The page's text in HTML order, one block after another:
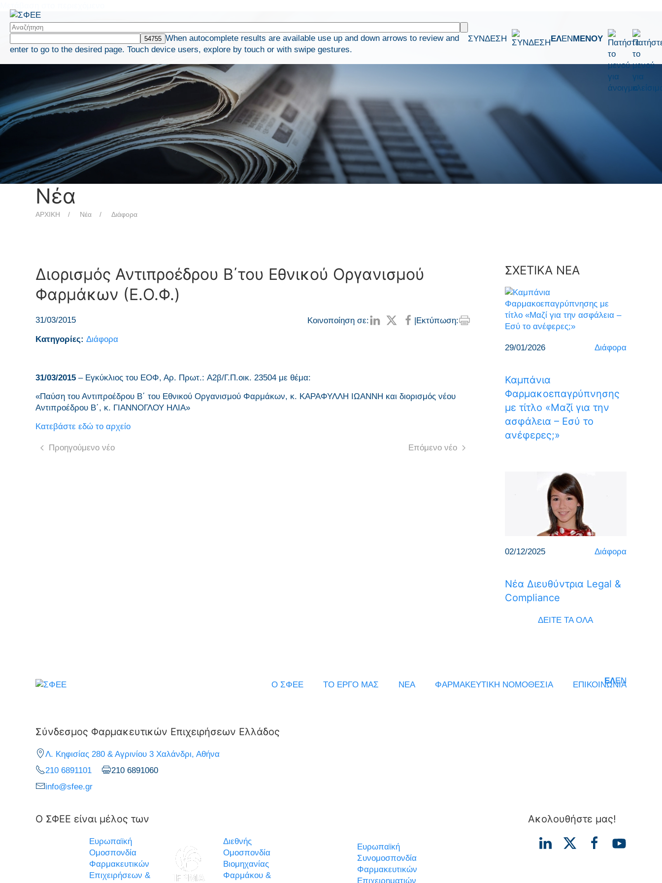
When autocomplete results are available use up and down arrows to review and
enter to go to the desired page. Touch device users, explore by touch or with swipe gestures.
ΣΥΝΔΕΣΗ ΕΛEN ΜΕΝΟΥ
Νέα
ΑΡΧΙΚΗ Νέα Διάφορα
Διορισμός Αντιπροέδρου Β΄του Εθνικού Οργανισμού
Φαρμάκων (Ε.Ο.Φ.)
31/03/2015 Κοινοποίηση σε: |Εκτύπωση:
Κατηγορίες: Διάφορα
31/03/2015 – Eγκύκλιος του ΕΟΦ, Αρ. Πρωτ.: A2β/Γ.Π.οικ. 23504 με θέμα:
«Παύση του Αντιπροέδρου Β΄ του Εθνικού Οργανισμού Φαρμάκων, κ. ΚΑΡΑΦΥΛΛΗ ΙΩΑΝΝΗ και διορισμός νέου
Αντιπροέδρου Β΄, κ. ΓΙΑΝΝΟΓΛΟΥ ΗΛΙΑ»
Κατεβάστε εδώ το αρχείο
Προηγούμενο νέο Επόμενο νέο
ΣΧΕΤΙΚΑ ΝΕΑ
29/01/2026 Διάφορα
Καμπάνια
Φαρμακοεπαγρύπνησης
με τίτλο «Μαζί για την
ασφάλεια – Εσύ το
ανέφερες;»
02/12/2025 Διάφορα
Νέα Διευθύντρια Legal &
Compliance
ΔΕΙΤΕ ΤΑ ΟΛΑ
ΕΛEN
Ο ΣΦΕΕ ΤΟ ΕΡΓΟ ΜΑΣ ΝΕΑ ΦΑΡΜΑΚΕΥΤΙΚΗ ΝΟΜΟΘΕΣΙΑ ΕΠΙΚΟΙΝΩΝΙΑ
Σύνδεσμος Φαρμακευτικών Επιχειρήσεων Ελλάδος
Λ. Κηφισίας 280 & Αγρινίου 3 Χαλάνδρι, Αθήνα
210 6891101
210 6891060
info@sfee.gr
Ο ΣΦΕΕ είναι μέλος των
Ευρωπαϊκή
Ομοσπονδία
Φαρμακευτικών
Επιχειρήσεων &
Διεθνής
Ομοσπονδία
Βιομηχανίας
Φαρμάκου &
Ευρωπαϊκή
Συνομοσπονδία
Φαρμακευτικών
Επιχειρηματιών
Ακολουθήστε μας!